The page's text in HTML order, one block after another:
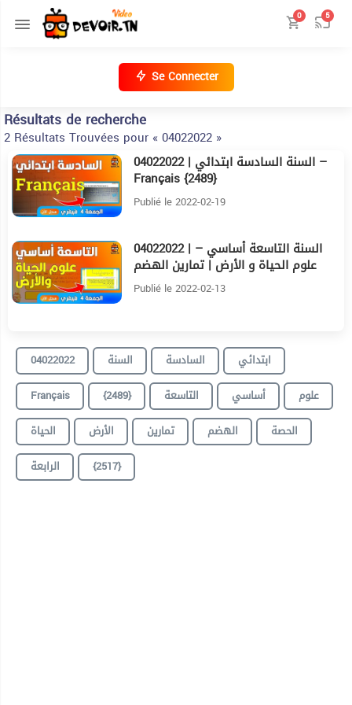
0 5
Se Connecter
Résultats de recherche
2 Résultats Trouvées pour « 04022022 »
21:20 04022022 | السنة السادسة ابتدائي –
Français {2489}
Publié le 2022-02-19
47:26 04022022 | السنة التاسعة أساسي –
علوم الحياة و الأرض | تمارين الهضم
الحصة الرابعة {2517}
Publié le 2022-02-13
04022022 السنة السادسة
ابتدائي
Français
{2489} التاسعة أساسي
علوم
الحياة
الأرض تمارين الهضم
الحصة
الرابعة
{2517}